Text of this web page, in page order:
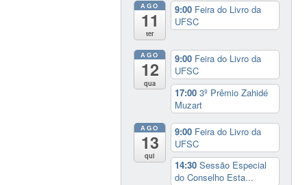
AGO
11
ter
9:00 Feira do Livro da
UFSC
AGO
12
qua
9:00 Feira do Livro da
UFSC
17:003º Prêmio Zahidé
Muzart
AGO
13
qui
9:00 Feira do Livro da
UFSC
14:30Sessão Especial
do Conselho Esta...